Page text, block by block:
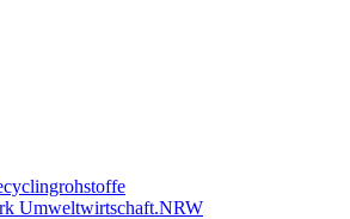
Umweltwirtschaft.NRW